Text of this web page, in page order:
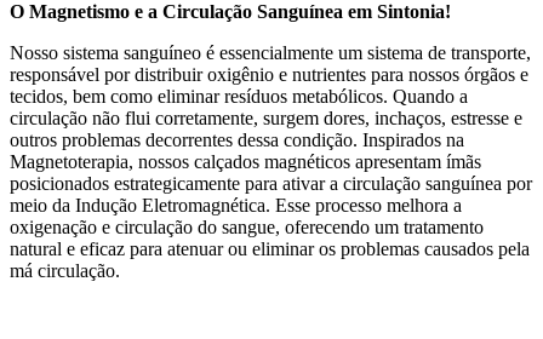
O Magnetismo e a Circulação Sanguínea em Sintonia!
Nosso sistema sanguíneo é essencialmente um sistema de transporte,
responsável por distribuir oxigênio e nutrientes para nossos órgãos e
tecidos, bem como eliminar resíduos metabólicos. Quando a
circulação não flui corretamente, surgem dores, inchaços, estresse e
outros problemas decorrentes dessa condição. Inspirados na
Magnetoterapia, nossos calçados magnéticos apresentam ímãs
posicionados estrategicamente para ativar a circulação sanguínea por
meio da Indução Eletromagnética. Esse processo melhora a
oxigenação e circulação do sangue, oferecendo um tratamento
natural e eficaz para atenuar ou eliminar os problemas causados pela
má circulação.